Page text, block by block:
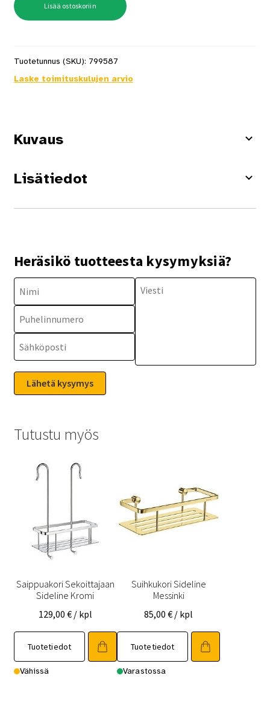
Lisää ostoskoriin
Tuotetunnus (SKU): 799587
Laske toimituskulujen arvio
Kuvaus
Lisätiedot
Heräsikö tuotteesta kysymyksiä?
Tutustu myös
Saippuakori Sekoittajaan
Sideline Kromi
129,00 € / kpl
Tuotetiedot
Vähissä
Suihkukori Sideline
Messinki
85,00€ / kpl
Tuotetiedot
Varastossa